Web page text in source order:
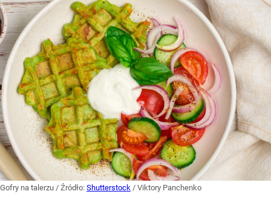
Gofry na talerzu / Źródło: Shutterstock / Viktory Panchenko